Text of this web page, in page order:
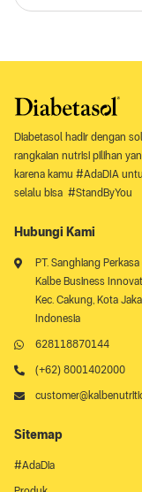
Diabetasol hadir dengan
rangkaian nutrisi pilihan
karena kamu #AdaDIA
selalu bisa #StandByYou
Hubungi Kami
PT. Sanghiang
Kalbe Business
Kec. Cakung, Kota
Indonesia
628118870144
(+62) 8001402000
Sitemap
#AdaDia